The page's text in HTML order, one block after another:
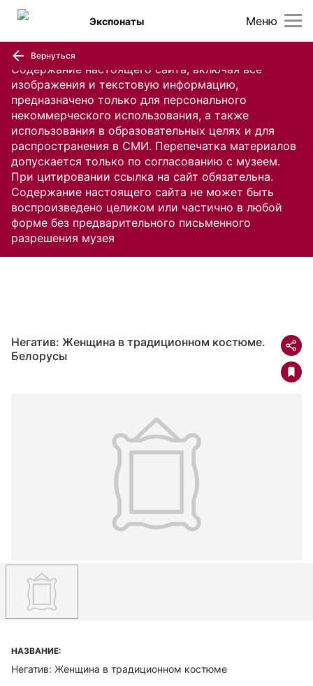
Содержание настоящего сайта, включая все
изображения и текстовую информацию,
предназначено только для персонального
некоммерческого использования, а также
использования в образовательных целях и для
распространения в СМИ. Перепечатка материалов
допускается только по согласованию с музеем.
При цитировании ссылка на сайт обязательна.
Содержание настоящего сайта не может быть
воспроизведено целиком или частично в любой
форме без предварительного письменного
разрешения музея
Меню
Экспонаты
Вернуться
Негатив: Женщина в традиционном костюме.
Белорусы
НАЗВАНИЕ:
Негатив: Женщина в традиционном костюме